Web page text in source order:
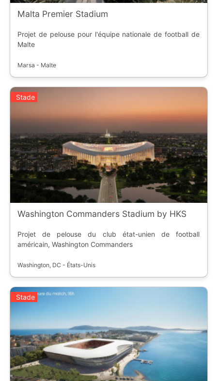
Malta Premier Stadium
Projet de pelouse pour l'équipe nationale de football de
Malte
Marsa - Malte
Stade
Washington Commanders Stadium by HKS
Projet de pelouse du club état-unien de football
américain, Washington Commanders
Washington, DC - États-Unis
Stade